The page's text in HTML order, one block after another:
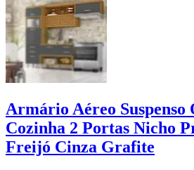
Armário Aéreo Suspenso
Cozinha 2 Portas Nicho
Freijó Cinza Grafite